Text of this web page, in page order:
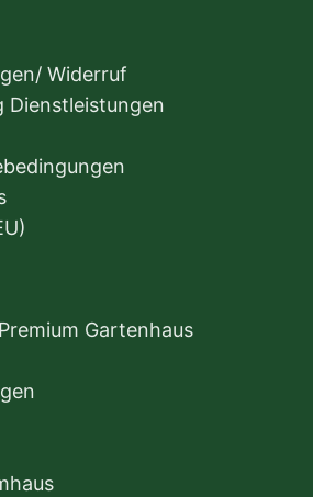
Widerruf
Dienstleistungen
Gartenhaus